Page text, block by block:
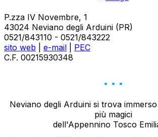
P.zza IV Novembre, 1
43024 Neviano degli Arduini (PR)
0521/843110 - 0521/843222
sito web
e-mail
PEC
C.F. 00215930348
. . .
Neviano degli Arduini si trova
più magici
dell'Appennino Tosco